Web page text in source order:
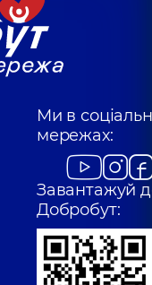
Ми в
мережах:
Завантажуй
Добробут: